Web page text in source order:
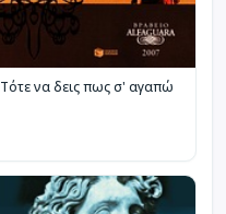
Τότε να δεις πως σ' αγαπώ